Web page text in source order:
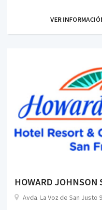
VER
HOWARD JOHNSON
Avda. La Voz de San Justo